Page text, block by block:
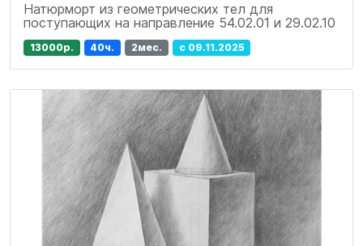
Натюрморт из геометрических тел для
поступающих на направление 54.02.01 и 29.02.10
13000р. 40ч. 2мес. с 09.11.2025